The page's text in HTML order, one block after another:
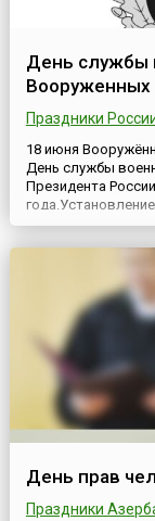
День службы
Вооруженных
Праздники
18 июня
День службы
Президента
подчёркивает
сообщений
включая
День прав
Праздники